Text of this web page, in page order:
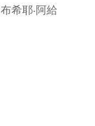
希耶‧阿給